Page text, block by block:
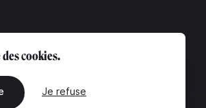
cookies.
Je refuse